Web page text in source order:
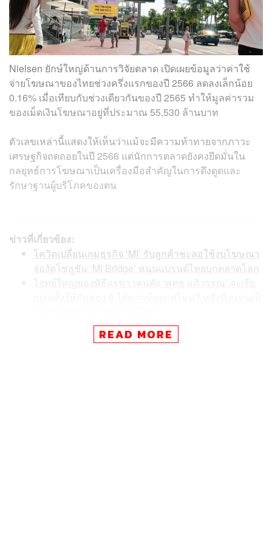
Nielsen ยักษ์ใหญ่ด้านการวิจัยตลาด เปิดเผยข้อมูลว่าค่าใช้
จ่ายโฆษณาของไทยช่วงครึ่งแรกของปี 2566 ลดลงเล็กน้อย
0.16% เมื่อเทียบกับช่วงเดียวกันของปี 2565 ทำให้มูลค่ารวม
ของเม็ดเงินโฆษณาอยู่ที่ประมาณ 55,530 ล้านบาท
ตัวเลขเหล่านี้แสดงให้เห็นว่าแม้จะมีความท้าทายจากภาวะ
เศรษฐกิจถดถอยในปี 2566 แต่นักการตลาดยังคงยึดมั่นใน
กลยุทธ์การโฆษณาเป็นเครื่องมือสำคัญในการดึงดูดและ
รักษาฐานผู้บริโภคของตน
ข่าวที่เกี่ยวข้อง:
โควิดเปลี่ยนเกมธุรกิจ ‘MI’ รับลูกค้าชะลอใช้งบโฆษณา
จ่องัดโซลูชัน ‘MI Bridge’ หนุนแบรนด์ไทยบุกตลาดโลก
โจทย์ใหญ่ของพิธีกรข่าวคนดัง ‘พุทธ อภิวรรณ’ จะเรีย
แม้โฆษณาสื่อทีวีจะลดลง แต่ ‘Amarin TV’ ย้ำเรตติ้งยัง
ดี! ผลจากการดึงคนดังเช่น ‘เจนนี่ ได้หมดถ้าสดชื่น’ มา
READ MORE